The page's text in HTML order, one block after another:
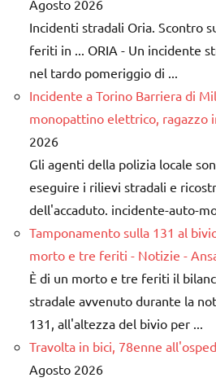
Agosto 2026
Incidenti stradali Oria. Scontro
feriti in ... ORIA - Un incidente
nel tardo pomeriggio di ...
Incidente a Torino Barriera di
monopattino elettrico, ragazzo
2026
Gli agenti della polizia locale
eseguire i rilievi stradali e
dell'accaduto. incidente-auto-
Tamponamento sulla 131 al
morto e tre feriti - Notizie -
È di un morto e tre feriti il
stradale avvenuto durante la
131, all'altezza del bivio per ...
Travolta in bici, 78enne
Agosto 2026